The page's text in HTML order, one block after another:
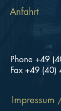
Impressum
Phone +49
Fax +49 (40)
Anfahrt